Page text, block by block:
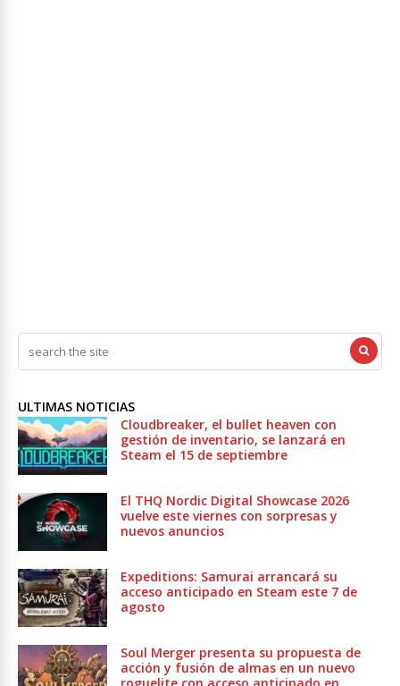
ULTIMAS NOTICIAS
Cloudbreaker, el bullet heaven con
gestión de inventario, se lanzará en
Steam el 15 de septiembre
El THQ Nordic Digital Showcase 2026
vuelve este viernes con sorpresas y
nuevos anuncios
Expeditions: Samurai arrancará su
acceso anticipado en Steam este 7 de
agosto
Soul Merger presenta su propuesta de
acción y fusión de almas en un nuevo